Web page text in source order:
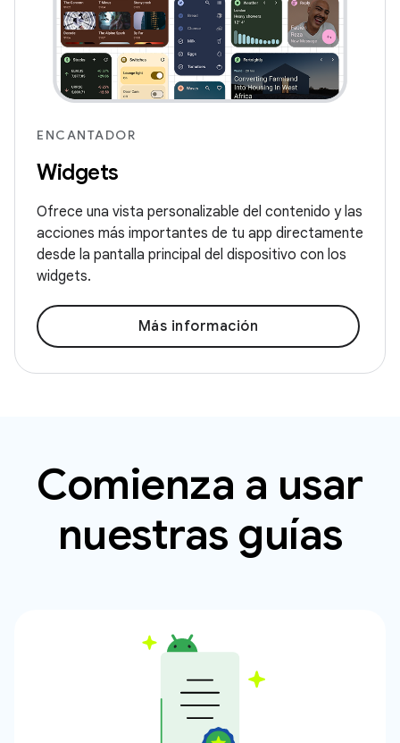
ENCANTADOR
Widgets
Ofrece una vista personalizable del contenido y las
acciones más importantes de tu app directamente
desde la pantalla principal del dispositivo con los
widgets.
Más información
Comienza a usar
nuestras guías